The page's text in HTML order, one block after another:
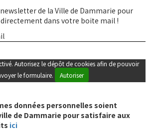
de la Ville de Dammarie pour
dans votre boite mail !
Autorisez le dépôt de cookies afin de pouvoir
le formulaire.
Autoriser
données personnelles soient
de Dammarie pour satisfaire aux
ici